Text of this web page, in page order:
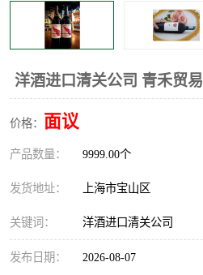
洋酒进口清关公司 青禾贸易
价格： 面议
产品数量： 9999.00个
发货地址： 上海市宝山区
关键词： 洋酒进口清关公司
发布日期： 2026-08-07